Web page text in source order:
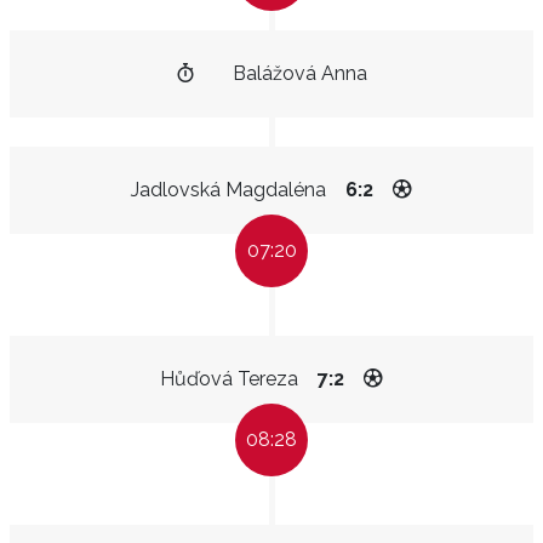
Balážová Anna
Jadlovská Magdaléna 6:2
07:20
Hůďová Tereza 7:2
08:28